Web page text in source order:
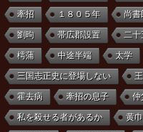
牽招 １８０５年 尚書
劉昫 帯広郡設置 二十
樗蒲 中途半端 太学
三国志正史に登場しない
霍去病 牽招の息子 仲
私を殺せる者があるか 黄